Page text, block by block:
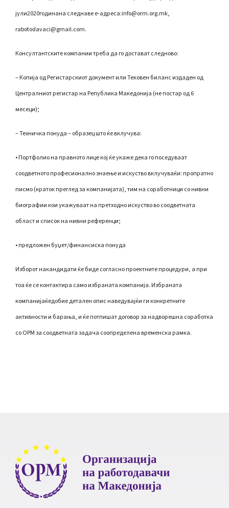
јули2020годинана следнавe е-адреса:info@orm.org.mk,
rabotodavaci@gmail.com.
Консултантските компании треба да го достават следново:
– Копија од Регистарскиот документ или Тековен биланс издаден од
Централниот регистар на Република Македонија (не постар од 6
месеци);
– Техничка понуда – образец што ќе вклучува:
• Портфолио на правното лице кој ќе укаже дека го поседуваат
соодветното професионално знаење и искуство вклучуваќи: пропратно
писмо (краток преглед за компанијата), тим на соработници со нивни
биографии кои укажуваат на претходно искуство во соодветната
област и список на нивни референци;
• предложен буџет/финансиска понуда
Изборот накандидати ќе биде согласно проектните процедури, а при
тоа ќе се контактира само избраната компанија. Избраната
компанијаќедобие детален опис наведувајќи ги конкретните
активности и барања, и ќе потпишат договор за надворешна соработка
со ОРМ за соодветната задача соопределена временска рамка.